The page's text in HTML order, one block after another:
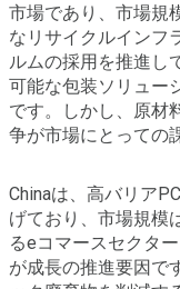
市場であり、市場規
なリサイクルインフ
ルムの採用を推進し
可能な包装ソリュー
です。しかし、原材
争が市場にとっての
Chinaは、高バリア
げており、市場規模
るeコマースセクタ
が成長の推進要因で